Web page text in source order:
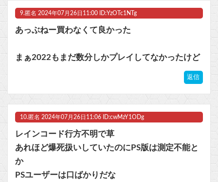
9. 匿名 2024年07月26日11:00 ID:YzOTc1NTg
あっぶねー買わなくて良かった
まぁ2022もまだ数分しかプレイしてなかったけど
返信
10. 匿名 2024年07月26日11:06 ID:cwMzY1ODg
レインコード行方不明で草
あれほど爆死扱いしていたのにPS版は測定不能と
か
PSユーザーは口ばかりだな